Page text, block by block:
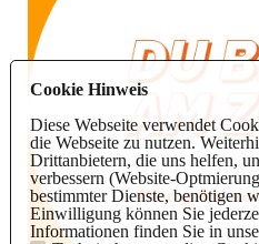
Cookie Hinweis
Diese Webseite verwendet
die Webseite zu nutzen.
Drittanbietern, die uns helfen,
verbessern (Website-
bestimmter Dienste, benötigen
Einwilligung können Sie
Informationen finden Sie in